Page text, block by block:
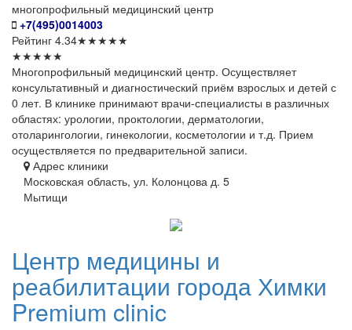
многопрофильный медицинский центр
+7(495)0014003
Рейтинг 4.34★★★★★
★★★★★
Многопрофильный медицинский центр. Осуществляет
консультативный и диагностический приём взрослых и детей с
0 лет. В клинике принимают врачи-специалисты в различных
областях: урологии, проктологии, дерматологии,
отоларингологии, гинекологии, косметологии и т.д. Прием
осуществляется по предварительной записи.
Адрес клиники
Московская область, ул. Колонцова д. 5
Мытищи
Центр медицины и
реабилитации города Химки
Premium clinic